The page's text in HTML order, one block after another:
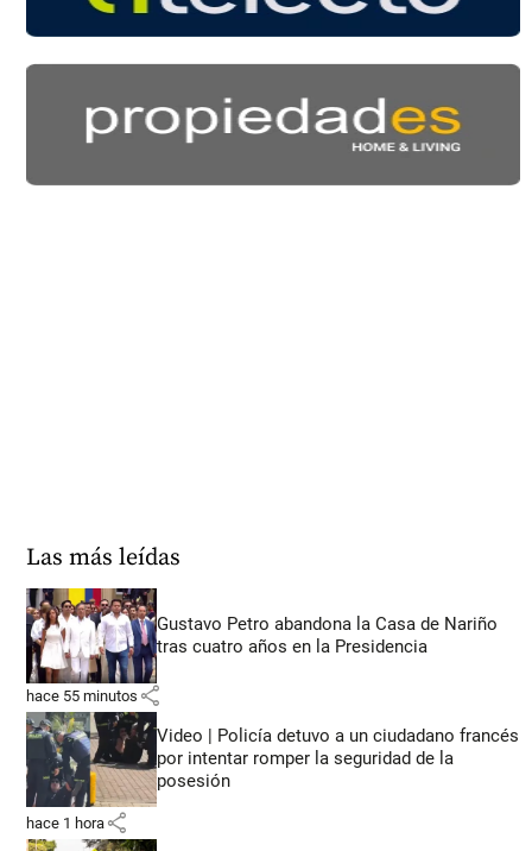
Las más leídas
Gustavo Petro abandona la Casa de Nariño
tras cuatro años en la Presidencia
hace 55 minutos share
Video | Policía detuvo a un ciudadano francés
por intentar romper la seguridad de la
posesión
hace 1 hora share